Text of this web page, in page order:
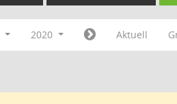
2020 Aktuell